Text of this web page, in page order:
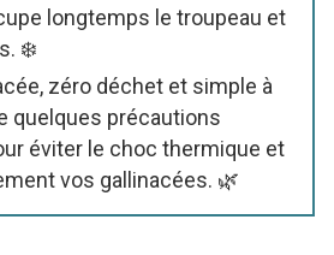
longtemps le troupeau et
❄️
zéro déchet et simple à
quelques précautions
éviter le choc thermique et
vos gallinacées. 🌿